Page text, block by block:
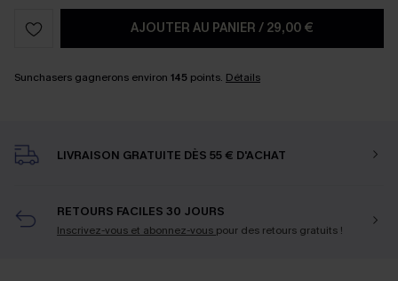
AJOUTER AU PANIER / 29,00 €
Sunchasers gagnerons environ 145 points. Détails
LIVRAISON GRATUITE DÈS 55 € D'ACHAT
RETOURS FACILES 30 JOURS
Inscrivez-vous et abonnez-vous pour des retours gratuits !